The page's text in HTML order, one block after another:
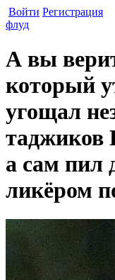
Войти Регистрация
флуд
А вы
который
угощал
таджиков
а сам пил
ликёром